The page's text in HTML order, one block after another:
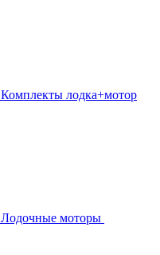
Комплекты лодка+мотор
Лодочные моторы